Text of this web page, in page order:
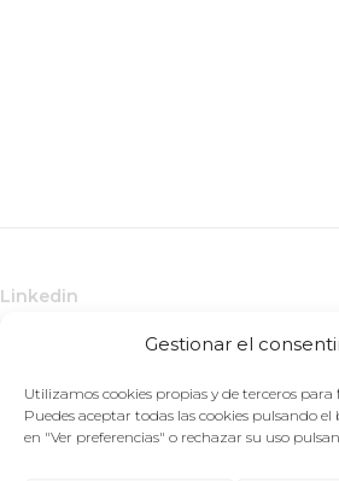
Gestionar el
Utilizamos cookies propias y de terceros
Puedes aceptar todas las cookies pulsando
en "Ver preferencias" o rechazar su uso
Linkedin